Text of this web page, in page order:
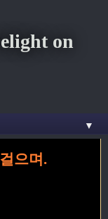
on
▼
으며.